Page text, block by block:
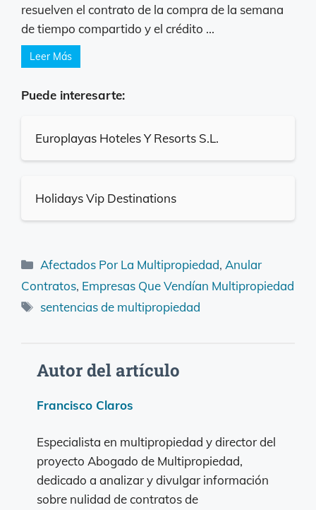
resuelven el contrato de la compra de la semana
de tiempo compartido y el crédito ...
Leer Más
Puede interesarte:
Europlayas Hoteles Y Resorts S.L.
Holidays Vip Destinations
Categorías
Afectados Por La Multipropiedad, Anular
Contratos, Empresas Que Vendían Multipropiedad
Etiquetas
sentencias de multipropiedad
Autor del artículo
Francisco Claros
Especialista en multipropiedad y director del
proyecto Abogado de Multipropiedad,
dedicado a analizar y divulgar información
sobre nulidad de contratos de